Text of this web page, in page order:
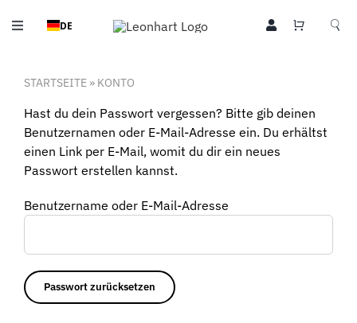
InhaltToggle
Billardtische
Über Uns
DE
STARTSEITE» KONTO
Hast du dein Passwort vergessen? Bitte gib deinen
Benutzernamen oder E-Mail-Adresse ein. Du erhältst
einen Link per E-Mail, womit du dir ein neues
Passwort erstellen kannst.
Benutzername oder E-Mail-Adresse
Passwort zurücksetzen